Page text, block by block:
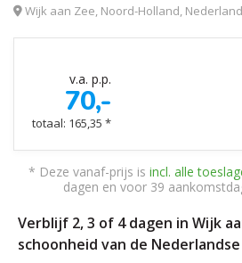
Wijk aan Zee, Noord-Holland, Nederland
v.a. p.p.
70,-
totaal: 165,35 *
* Deze vanaf-prijs is incl. alle
dagen en voor 39
Verblijf 2, 3 of 4 dagen in Wijk
schoonheid van de